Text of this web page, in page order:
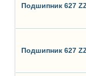
Подшипник 627
Подшипник 627